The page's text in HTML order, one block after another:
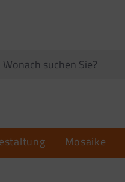
Mosaike